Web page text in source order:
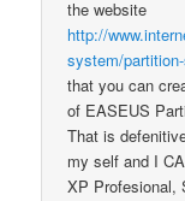
the website
http://
system/
that you can
of EASEUS
That is
my self and I
XP Profesional,